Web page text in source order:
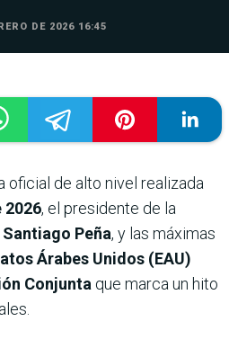
DE 2026 16:45
oficial de alto nivel realizada
2026, el presidente de la
Santiago Peña, y las máximas
Árabes Unidos (EAU)
Conjunta que marca un hito